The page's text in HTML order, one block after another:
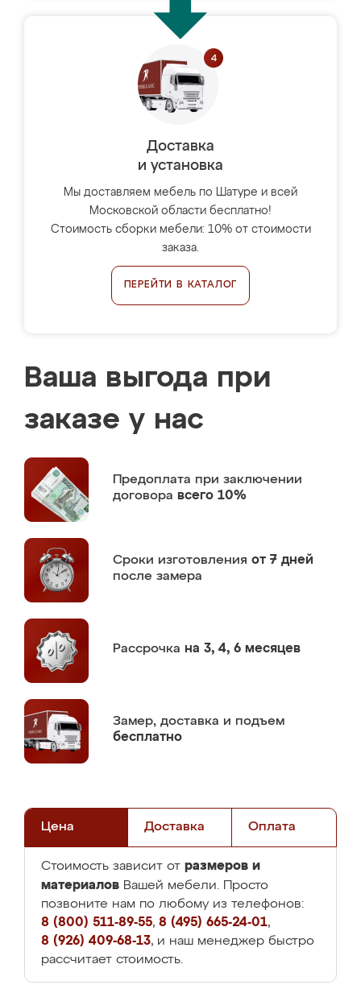
Доставка
и установка
Мы доставляем мебель по Шатуре и всей
Московской области бесплатно!
Стоимость сборки мебели: 10% от стоимости
заказа.
ПЕРЕЙТИ В КАТАЛОГ
Ваша выгода при
заказе у нас
Предоплата при заключении
договора всего 10%
Сроки изготовления от 7 дней
после замера
Рассрочка на 3, 4, 6 месяцев
Замер, доставка и подъем
бесплатно
Цена Доставка Оплата
Стоимость зависит от размеров и
материалов Вашей мебели. Просто
позвоните нам по любому из телефонов:
8 (800) 511-89-55, 8 (495) 665-24-01,
8 (926) 409-68-13, и наш менеджер быстро
рассчитает стоимость.